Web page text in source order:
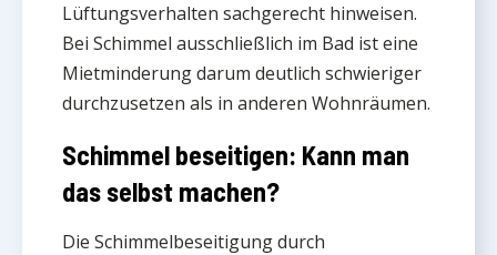
Lüftungsverhalten sachgerecht hinweisen.
Bei Schimmel ausschließlich im Bad ist eine
Mietminderung darum deutlich schwieriger
durchzusetzen als in anderen Wohnräumen.
Schimmel beseitigen: Kann man
das selbst machen?
Die Schimmelbeseitigung durch